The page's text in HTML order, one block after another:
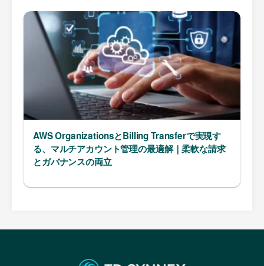
AWS OrganizationsとBilling Transferで実現す
る、マルチアカウント管理の最適解｜柔軟な請求
とガバナンスの両立